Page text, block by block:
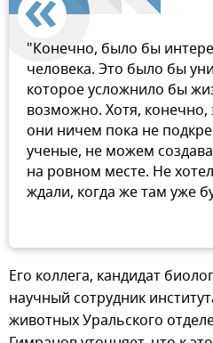
"Конечно, было бы
человека. Это было бы
которое усложнило бы
возможно. Хотя, конечно,
они ничем пока не
ученые, не можем
на ровном месте. Не
ждали, когда же там уже
Его коллега, кандидат
научный сотрудник
животных Уральского